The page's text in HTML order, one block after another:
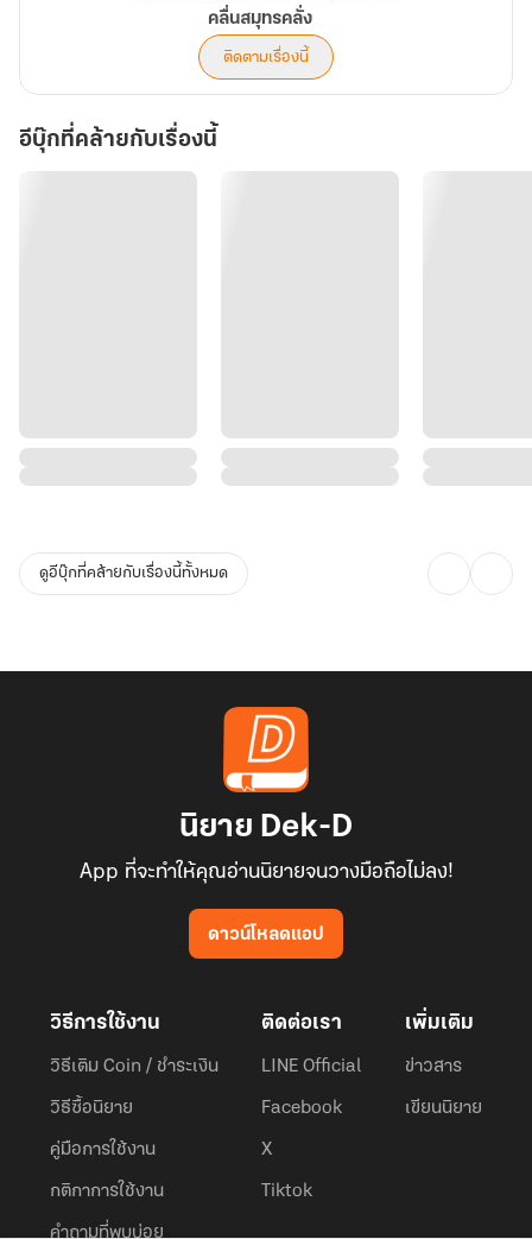
คลื่นสมุทรคลั่ง
ติดตามเรื่องนี้
อีบุ๊กที่คล้ายกับเรื่องนี้
ดูอีบุ๊กที่คล้ายกับเรื่องนี้ทั้งหมด
นิยาย Dek-D
App ที่จะทำให้คุณอ่านนิยายจนวางมือถือไม่ลง!
ดาวน์โหลดแอป
วิธีการใช้งาน
วิธีเติม Coin / ชำระเงิน
วิธีซื้อนิยาย
คู่มือการใช้งาน
กติกาการใช้งาน
คำถามที่พบบ่อย
ติดต่อเรา
LINE Official
Facebook
X
Tiktok
เพิ่มเติม
ข่าวสาร
เขียนนิยาย